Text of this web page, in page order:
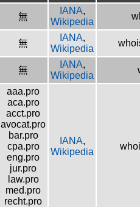
無
IANA,
Wikipedia
無
IANA,
Wikipedia
無
IANA,
Wikipedia
aaa.pro
aca.pro
acct.pro
avocat.pro
bar.pro
cpa.pro
eng.pro
jur.pro
law.pro
med.pro
recht.pro
IANA,
Wikipedia